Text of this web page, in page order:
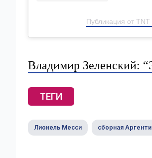
Публикация от
Владимир Зеленский:
ТЕГИ
Лионель Месси сборная